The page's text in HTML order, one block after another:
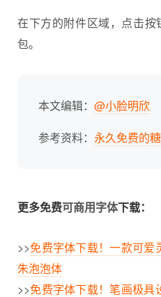
在下方的附件区域，点击
包。
本文编辑： @小脸明欣
参考资料： 永久免费的
更多免费可商用字体下载：
>>免费字体下载！一款可爱
朱泡泡体
>>免费字体下载！笔画极具